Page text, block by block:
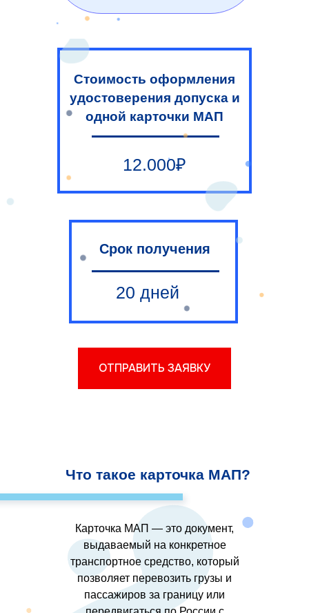
12.000₽
Стоимость оформления
удостоверения допуска и
одной карточки МАП
Срок получения
20 дней
ОТПРАВИТЬ ЗАЯВКУ
Что такое карточка МАП?
Карточка МАП — это документ,
выдаваемый на конкретное
транспортное средство, который
позволяет перевозить грузы и
пассажиров за границу или